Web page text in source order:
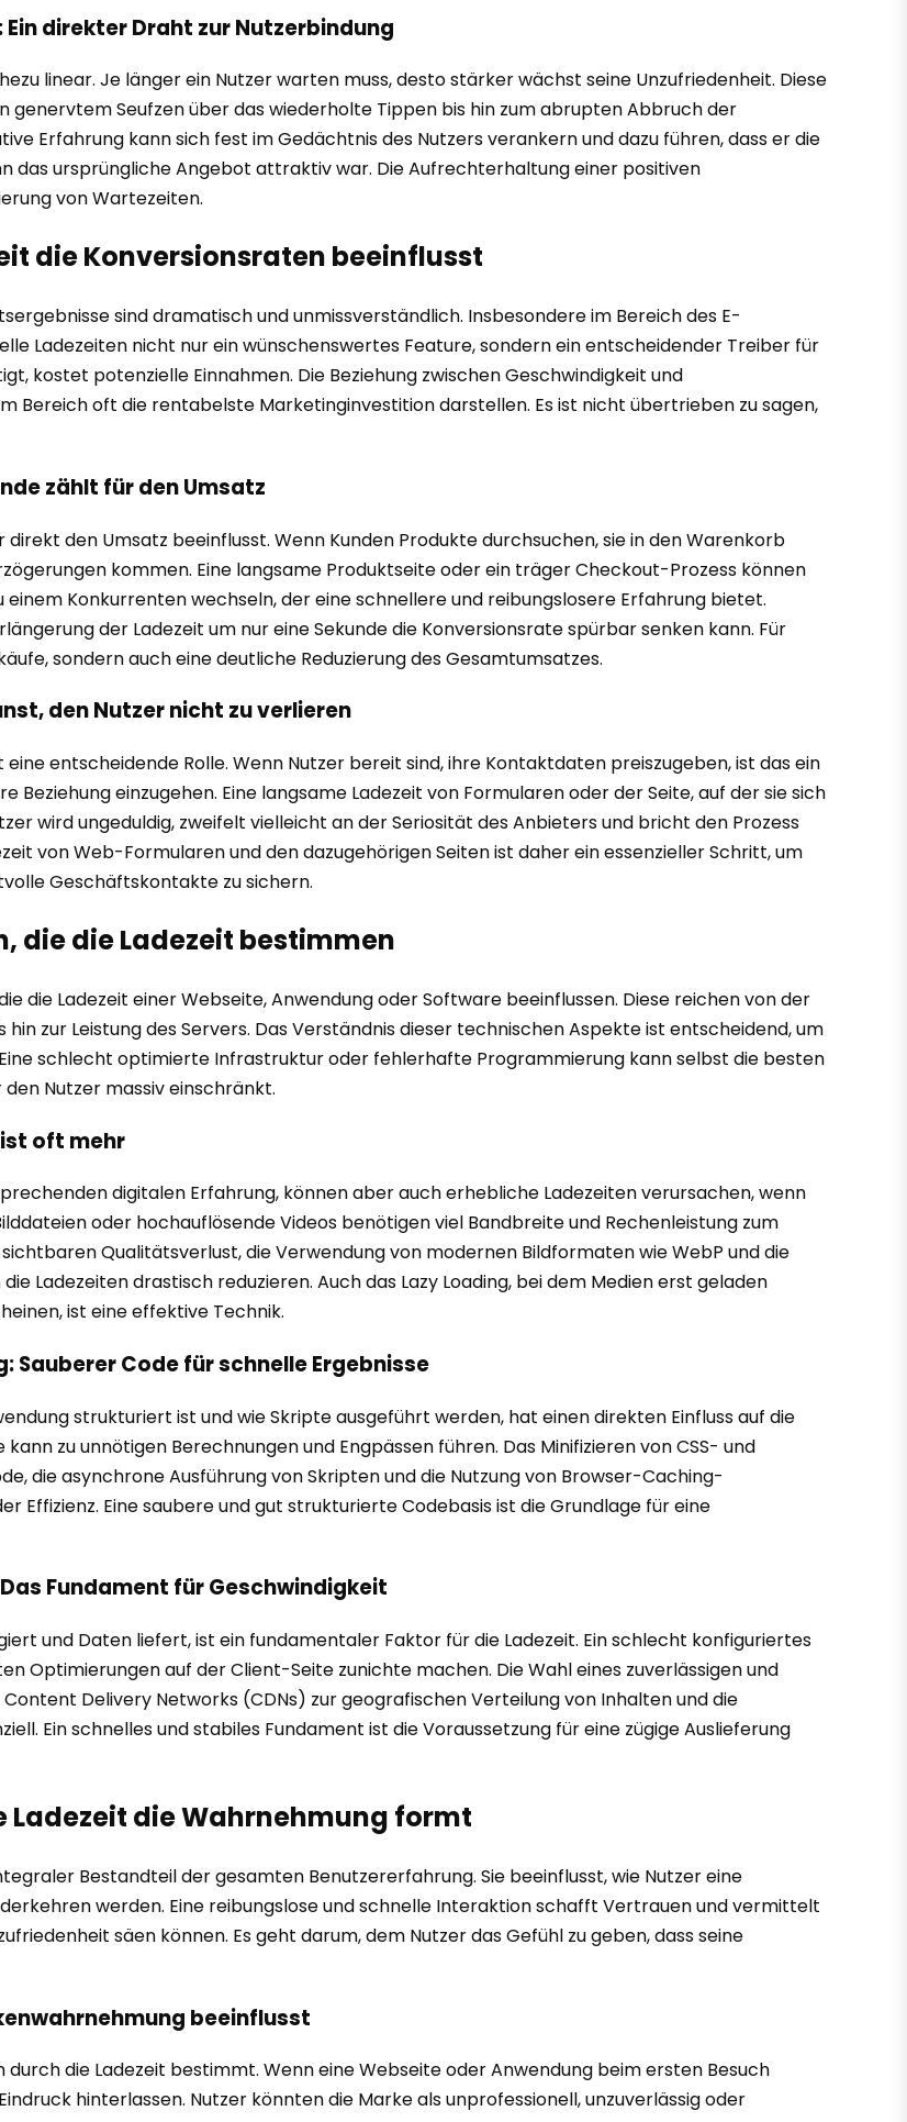
direkter Draht zur Nutzerbindung
linear. Je länger ein Nutzer warten muss, desto stärker wächst seine Unzufriedenheit. Diese
genervtem Seufzen über das wiederholte Tippen bis hin zum abrupten Abbruch der
Erfahrung kann sich fest im Gedächtnis des Nutzers verankern und dazu führen, dass er die
das ursprüngliche Angebot attraktiv war. Die Aufrechterhaltung einer positiven
von Wartezeiten.
die Konversionsraten beeinflusst
sind dramatisch und unmissverständlich. Insbesondere im Bereich des E-
Ladezeiten nicht nur ein wünschenswertes Feature, sondern ein entscheidender Treiber für
kostet potenzielle Einnahmen. Die Beziehung zwischen Geschwindigkeit und
Bereich oft die rentabelste Marketinginvestition darstellen. Es ist nicht übertrieben zu sagen,
zählt für den Umsatz
den Umsatz beeinflusst. Wenn Kunden Produkte durchsuchen, sie in den Warenkorb
kommen. Eine langsame Produktseite oder ein träger Checkout-Prozess können
einem Konkurrenten wechseln, der eine schnellere und reibungslosere Erfahrung bietet.
der Ladezeit um nur eine Sekunde die Konversionsrate spürbar senken kann. Für
sondern auch eine deutliche Reduzierung des Gesamtumsatzes.
den Nutzer nicht zu verlieren
entscheidende Rolle. Wenn Nutzer bereit sind, ihre Kontaktdaten preiszugeben, ist das ein
einzugehen. Eine langsame Ladezeit von Formularen oder der Seite, auf der sie sich
wird ungeduldig, zweifelt vielleicht an der Seriosität des Anbieters und bricht den Prozess
von Web-Formularen und den dazugehörigen Seiten ist daher ein essenzieller Schritt, um
Geschäftskontakte zu sichern.
die die Ladezeit bestimmen
die Ladezeit einer Webseite, Anwendung oder Software beeinflussen. Diese reichen von der
zur Leistung des Servers. Das Verständnis dieser technischen Aspekte ist entscheidend, um
schlecht optimierte Infrastruktur oder fehlerhafte Programmierung kann selbst die besten
Nutzer massiv einschränkt.
oft mehr
digitalen Erfahrung, können aber auch erhebliche Ladezeiten verursachen, wenn
oder hochauflösende Videos benötigen viel Bandbreite und Rechenleistung zum
Qualitätsverlust, die Verwendung von modernen Bildformaten wie WebP und die
Ladezeiten drastisch reduzieren. Auch das Lazy Loading, bei dem Medien erst geladen
ist eine effektive Technik.
Code für schnelle Ergebnisse
strukturiert ist und wie Skripte ausgeführt werden, hat einen direkten Einfluss auf die
zu unnötigen Berechnungen und Engpässen führen. Das Minifizieren von CSS- und
die asynchrone Ausführung von Skripten und die Nutzung von Browser-Caching-
Effizienz. Eine saubere und gut strukturierte Codebasis ist die Grundlage für eine
Fundament für Geschwindigkeit
und Daten liefert, ist ein fundamentaler Faktor für die Ladezeit. Ein schlecht konfiguriertes
Optimierungen auf der Client-Seite zunichte machen. Die Wahl eines zuverlässigen und
Delivery Networks (CDNs) zur geografischen Verteilung von Inhalten und die
Ein schnelles und stabiles Fundament ist die Voraussetzung für eine zügige Auslieferung
Ladezeit die Wahrnehmung formt
Bestandteil der gesamten Benutzererfahrung. Sie beeinflusst, wie Nutzer eine
werden. Eine reibungslose und schnelle Interaktion schafft Vertrauen und vermittelt
säen können. Es geht darum, dem Nutzer das Gefühl zu geben, dass seine
beeinflusst
die Ladezeit bestimmt. Wenn eine Webseite oder Anwendung beim ersten Besuch
hinterlassen. Nutzer könnten die Marke als unprofessionell, unzuverlässig oder